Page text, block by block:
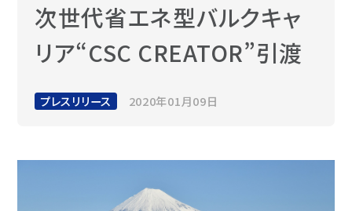
沿革・あゆみ
拠点一覧
関係会社
JMUの注力技術
自動運航船
新燃料
海洋・エンジニアリング事業
技術研究所 -
GREEN & SMART WORKS LABORATORY
流体技術
製品
実績紹介
サステナビリティ
次世代省エネ型バルクキャ
リア“CSC CREATOR”引渡
プレスリリース 2020年01月09日